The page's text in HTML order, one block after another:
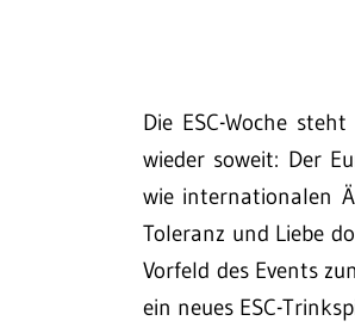
Die ESC-Woche
wieder soweit: Der
wie internationalen
Toleranz und Liebe
Vorfeld des Events
ein neues ESC-